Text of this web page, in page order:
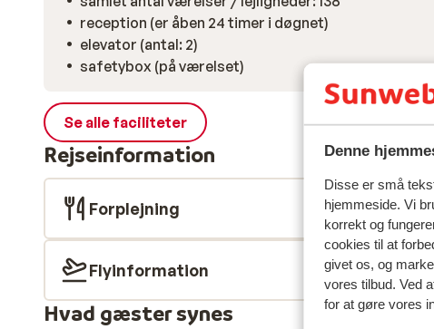
Denne
Disse er små
hjemmeside. Vi
korrekt og
cookies til at
givet os, og
vores tilbud. Ved
for at gøre vores
reception (er åben 24 timer i døgnet)
elevator (antal: 2)
safetybox (på værelset)
Se alle faciliteter
Rejseinformation
Forplejning
Flyinformation
Hvad gæster synes